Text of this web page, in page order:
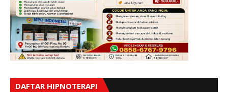
DAFTAR HIPNOTERAPI